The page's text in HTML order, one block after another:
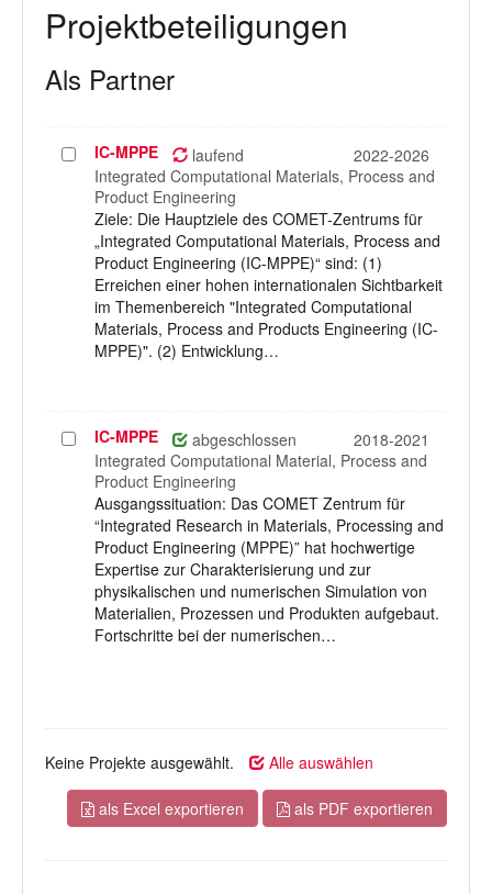
Projektbeteiligungen
Als Partner
Projekt
auswählen
IC-MPPE laufend
2022-2026
Integrated Computational Materials, Process and
Product Engineering
Ziele: Die Hauptziele des COMET-Zentrums für
„Integrated Computational Materials, Process and
Product Engineering (IC-MPPE)“ sind: (1)
Erreichen einer hohen internationalen Sichtbarkeit
im Themenbereich "Integrated Computational
Materials, Process and Products Engineering (IC-
MPPE)". (2) Entwicklung…
Projekt
auswählen
IC-MPPE abgeschlossen
2018-2021
Integrated Computational Material, Process and
Product Engineering
Ausgangssituation: Das COMET Zentrum für
“Integrated Research in Materials, Processing and
Product Engineering (MPPE)” hat hochwertige
Expertise zur Charakterisierung und zur
physikalischen und numerischen Simulation von
Materialien, Prozessen und Produkten aufgebaut.
Fortschritte bei der numerischen…
Keine Projekte ausgewählt. Alle auswählen
als Excel exportieren als PDF exportieren